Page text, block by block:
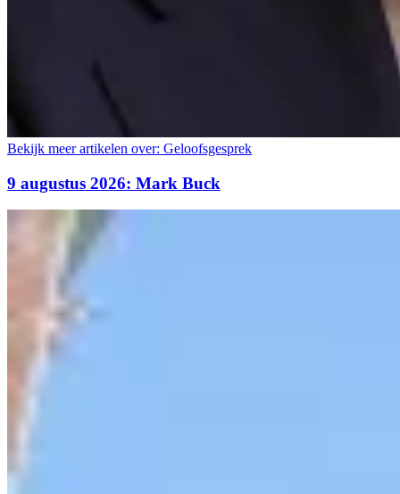
Bekijk meer artikelen over: Geloofsgesprek
9 augustus 2026: Mark Buck